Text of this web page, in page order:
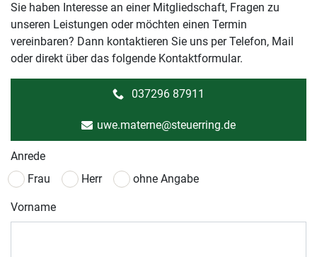
Sie haben Interesse an einer Mitgliedschaft, Fragen zu
unseren Leistungen oder möchten einen Termin
vereinbaren? Dann kontaktieren Sie uns per Telefon, Mail
oder direkt über das folgende Kontaktformular.
037296 87911
uwe.materne@steuerring.de
Anrede
Frau
Herr ohne Angabe
Vorname